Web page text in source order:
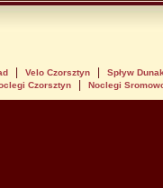
Velo Czorsztyn
Spływ
Czorsztyn Noclegi